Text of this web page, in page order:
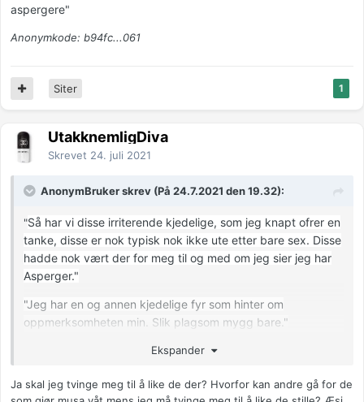
aspergere"
Anonymkode: b94fc...061
1
Siter
UtakknemligDiva
Skrevet 24. juli 2021
AnonymBruker skrev (På 24.7.2021 den 19.32):
"Så har vi disse irriterende kjedelige, som jeg knapt ofrer en
tanke, disse er nok typisk nok ikke ute etter bare sex. Disse
hadde nok vært der for meg til og med om jeg sier jeg har
Asperger."
"Jeg har en og annen kjedelige fyr som hinter om
oppmerksomheten min. Slik plagsom mygg bare."
"Ja selvsagt er det bare kjedelige menn som aksepterer
Anonymkode: b94fc...061
Ekspander
Ja skal jeg tvinge meg til å like de der? Hvorfor kan andre gå for de